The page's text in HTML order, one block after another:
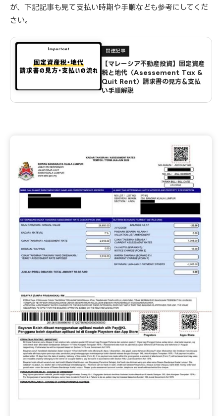
が、下記記事も見て支払い時期や手順なども参考にしてくだ
さい。
関連記事
【マレーシア不動産投資】固定資産
税と地代（Asessement Tax &
Quit Rent）請求書の見方＆支払
い手順解説